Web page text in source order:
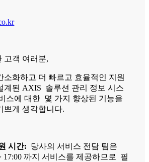
고객 여러분,
소화하고 더 빠르고 효율적인 지원
계된 AXIS 솔루션 관리 정보 시스
스에 대한 몇 가지 향상된 기능을
쁘게 생각합니다.
시간: 당사의 서비스 전담 팀은
17:00 까지 서비스를 제공하므로 필